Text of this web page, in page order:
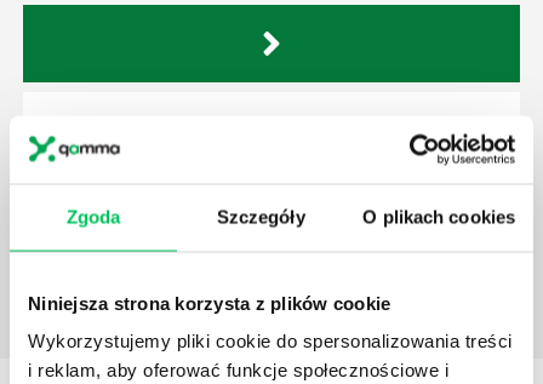
Zgoda Szczegóły O plikach cookies
Niniejsza strona korzysta z plików cookie
Wykorzystujemy pliki cookie do spersonalizowania treści
i reklam, aby oferować funkcje społecznościowe i
USTAWA z dnia 7 lipca 1994 r. Prawo budowlane
zmianami, które wejdą w 2 połowie 2020 roku)